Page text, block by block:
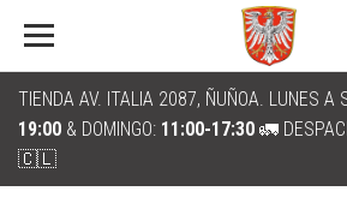
TIENDA AV. ITALIA 2087, ÑUÑOA. LUNES A
19:00 & DOMINGO: 11:00-17:30 🚛
🇨🇱